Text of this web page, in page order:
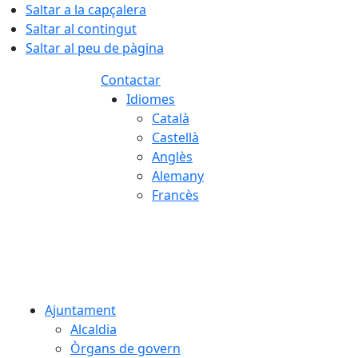
Saltar a la capçalera
Saltar al contingut
Saltar al peu de pàgina
Contactar
Idiomes
Català
Castellà
Anglès
Alemany
Francès
Ajuntament
Alcaldia
Òrgans de govern